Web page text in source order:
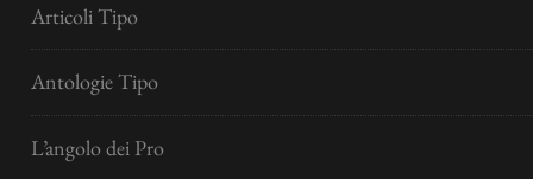
Articoli Tipo
Antologie Tipo
L’angolo dei Pro